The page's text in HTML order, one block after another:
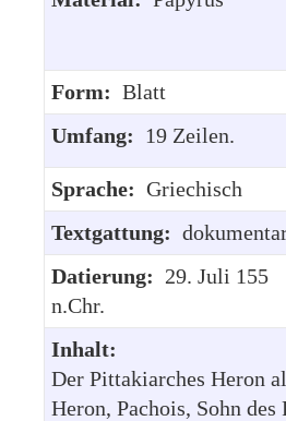
Form: Blatt
Umfang: 19 Zeilen.
Sprache: Griechisch
Textgattung:
Datierung: 29. Juli 155
n.Chr.
Inhalt:
Der Pittakiarches Heron
Heron, Pachois, Sohn des